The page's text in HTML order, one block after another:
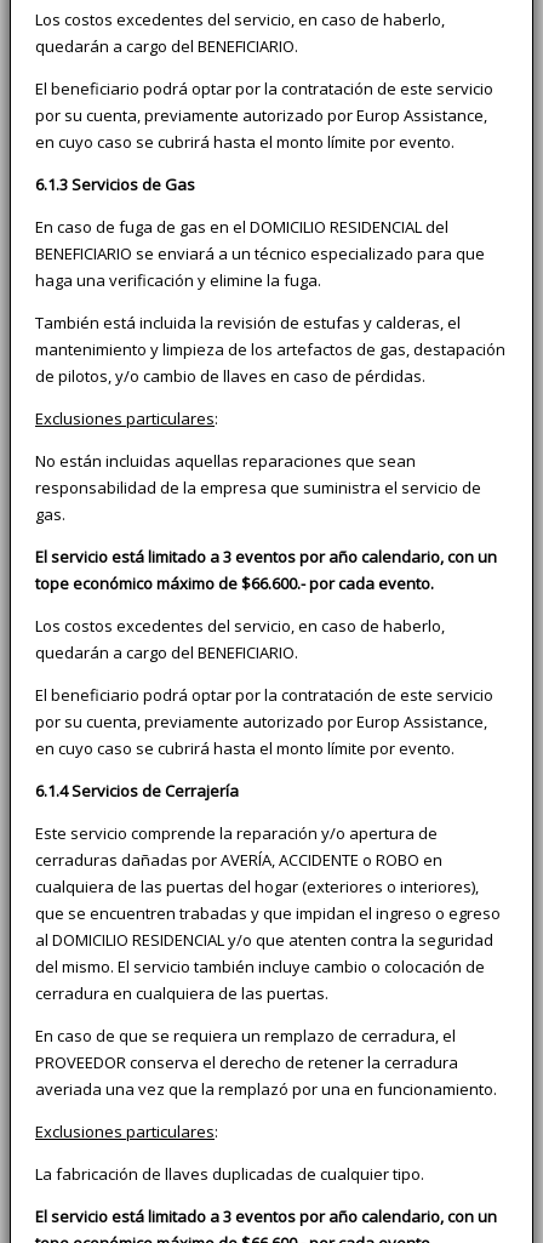
Los costos excedentes del servicio, en caso de haberlo,
quedarán a cargo del BENEFICIARIO.
El beneficiario podrá optar por la contratación de este servicio
por su cuenta, previamente autorizado por Europ Assistance,
en cuyo caso se cubrirá hasta el monto límite por evento.
6.1.3 Servicios de Gas
En caso de fuga de gas en el DOMICILIO RESIDENCIAL del
BENEFICIARIO se enviará a un técnico especializado para que
haga una verificación y elimine la fuga.
También está incluida la revisión de estufas y calderas, el
mantenimiento y limpieza de los artefactos de gas, destapación
de pilotos, y/o cambio de llaves en caso de pérdidas.
Exclusiones particulares:
No están incluidas aquellas reparaciones que sean
responsabilidad de la empresa que suministra el servicio de
gas.
El servicio está limitado a 3 eventos por año calendario, con un
tope económico máximo de $66.600.- por cada evento.
Los costos excedentes del servicio, en caso de haberlo,
quedarán a cargo del BENEFICIARIO.
El beneficiario podrá optar por la contratación de este servicio
por su cuenta, previamente autorizado por Europ Assistance,
en cuyo caso se cubrirá hasta el monto límite por evento.
6.1.4 Servicios de Cerrajería
Este servicio comprende la reparación y/o apertura de
cerraduras dañadas por AVERÍA, ACCIDENTE o ROBO en
cualquiera de las puertas del hogar (exteriores o interiores),
que se encuentren trabadas y que impidan el ingreso o egreso
al DOMICILIO RESIDENCIAL y/o que atenten contra la seguridad
del mismo. El servicio también incluye cambio o colocación de
cerradura en cualquiera de las puertas.
En caso de que se requiera un remplazo de cerradura, el
PROVEEDOR conserva el derecho de retener la cerradura
averiada una vez que la remplazó por una en funcionamiento.
Exclusiones particulares:
La fabricación de llaves duplicadas de cualquier tipo.
El servicio está limitado a 3 eventos por año calendario, con un